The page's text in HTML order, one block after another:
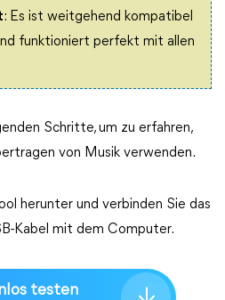
: Es ist weitgehend kompatibel
funktioniert perfekt mit allen
Schritte, um zu erfahren,
von Musik verwenden.
herunter und verbinden Sie das
Kabel mit dem Computer.
testen